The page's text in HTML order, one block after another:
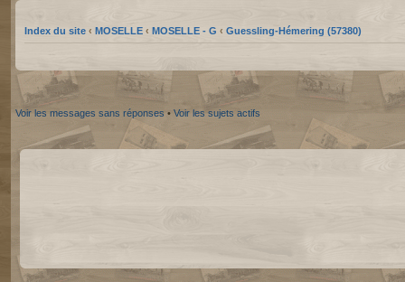
Index du site ‹ MOSELLE ‹ MOSELLE - G ‹ Guessling-Hémering (57380)
Voir les messages sans réponses • Voir les sujets actifs